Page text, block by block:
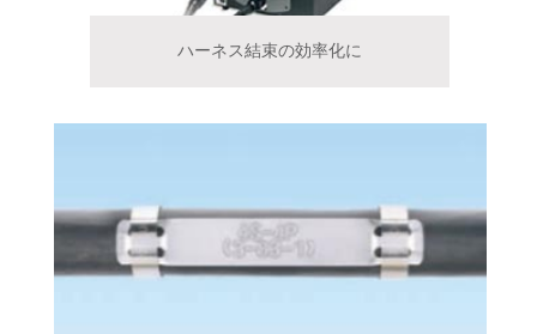
ハーネス結束の効率化に